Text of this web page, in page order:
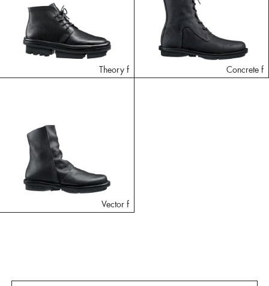
Theory f Concrete f
Vector f